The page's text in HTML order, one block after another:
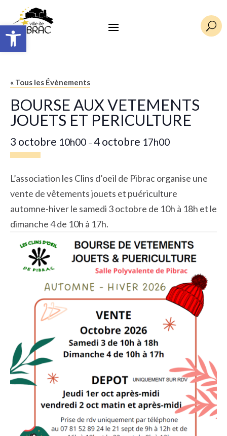
Ouvrir la barre d’outils U
« Tous les Évènements
BOURSE AUX VETEMENTS
JOUETS ET PERICULTURE
3 octobre 10h00 – 4 octobre 17h00
L’association les Clins d’oeil de Pibrac organise une
vente de vêtements jouets et puériculture
automne-hiver le samedi 3 octobre de 10h à 18h et le
dimanche 4 de 10h à 17h.